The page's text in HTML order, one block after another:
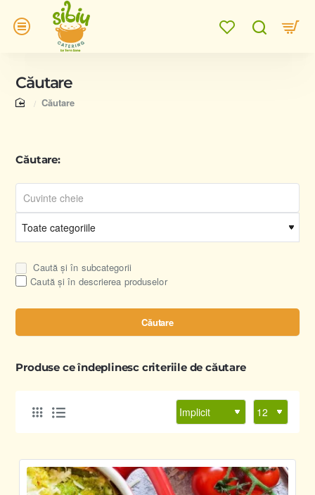
Căutare
home
Căutare
Căutare:
Caută și în subcategorii
Caută și în descrierea produselor
Căutare
Produse ce îndeplinesc criteriile de căutare